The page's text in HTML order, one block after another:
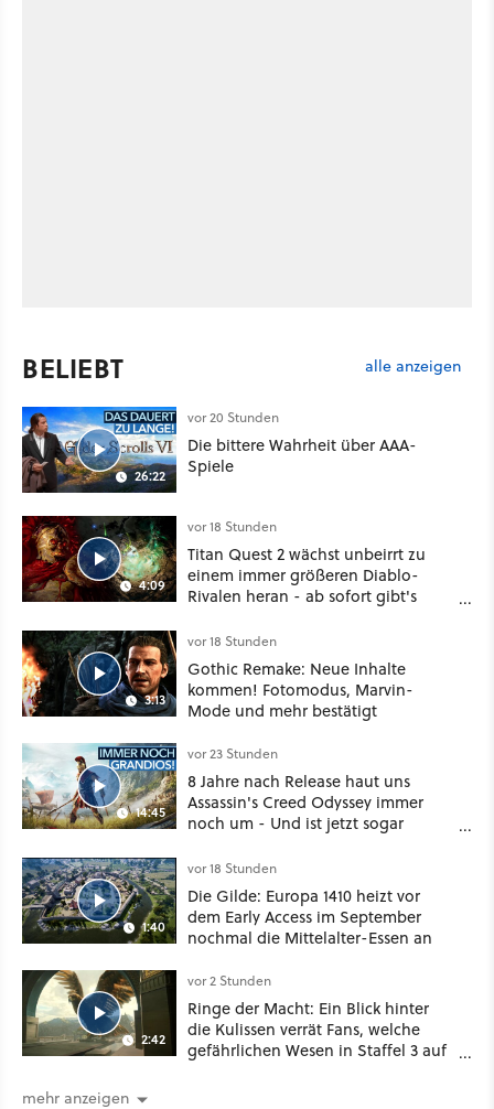
BELIEBT alle anzeigen
26:22
vor 20 Stunden
Die bittere Wahrheit über AAA-
Spiele
4:09
vor 18 Stunden
Titan Quest 2 wächst unbeirrt zu
einem immer größeren Diablo-
Rivalen heran - ab sofort gibt's
Klasse
3:13
vor 18 Stunden
Gothic Remake: Neue Inhalte
kommen! Fotomodus, Marvin-
Mode und mehr bestätigt
14:45
vor 23 Stunden
8 Jahre nach Release haut uns
Assassin's Creed Odyssey immer
noch um - Und ist jetzt sogar
1:40
vor 18 Stunden
Die Gilde: Europa 1410 heizt vor
dem Early Access im September
nochmal die Mittelalter-Essen an
2:42
vor 2 Stunden
Ringe der Macht: Ein Blick hinter
die Kulissen verrät Fans, welche
gefährlichen Wesen in Staffel 3 auf
mehr anzeigen